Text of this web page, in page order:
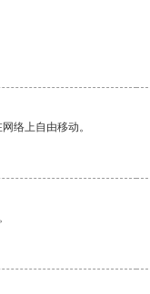
络上自由移动。